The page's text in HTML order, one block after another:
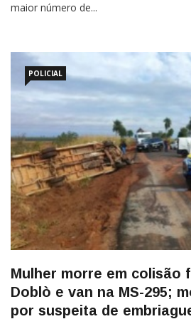
maior número de...
POLICIAL
Mulher morre em colisão
Doblò e van na MS-295;
por suspeita de